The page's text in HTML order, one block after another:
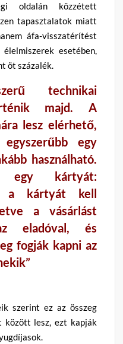
oldalán közzétett
tapasztalatok miatt
áfa-visszatérítést
esetében,
öt százalék.
technikai
majd. A
lesz elérhető,
egy
használható.
egy kártyát:
a kártyát kell
a vásárlást
eladóval, és
fogják kapni az
szerint ez az összeg
lesz, ezt kapják